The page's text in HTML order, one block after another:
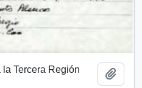
Tercera Región